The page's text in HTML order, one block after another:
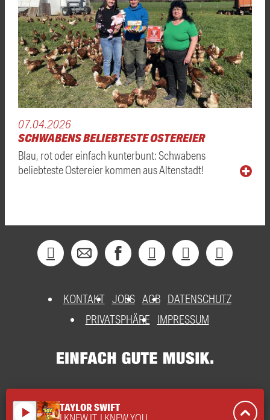
07.04.2026
SCHWABENS BELIEBTESTE OSTEREIER
Blau, rot oder einfach kunterbunt: Schwabens
beliebteste Ostereier kommen aus Altenstadt!
KONTAKT JOBS AGB DATENSCHUTZ
PRIVATSPHÄRE
IMPRESSUM
play_arrow TAYLOR SWIFT